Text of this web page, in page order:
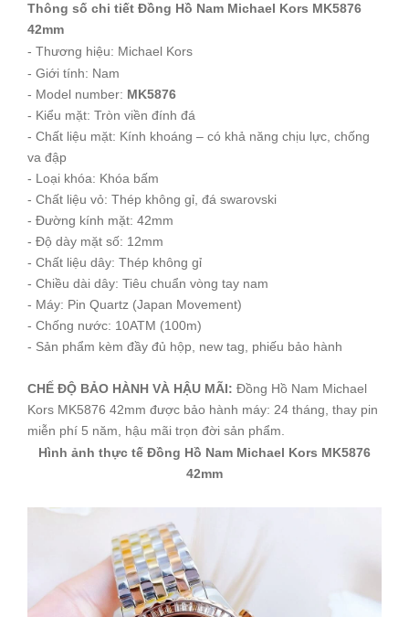
Thông số chi tiết Đồng Hồ Nam Michael Kors MK5876
42mm
- Thương hiệu: Michael Kors
- Giới tính: Nam
- Model number: MK5876
- Kiểu mặt: Tròn viền đính đá
- Chất liệu mặt: Kính khoáng – có khả năng chịu lực, chống
va đập
- Loại khóa: Khóa bấm
- Chất liệu vỏ: Thép không gỉ, đá swarovski
- Đường kính mặt: 42mm
- Độ dày mặt số: 12mm
- Chất liệu dây: Thép không gỉ
- Chiều dài dây: Tiêu chuẩn vòng tay nam
- Máy: Pin Quartz (Japan Movement)
- Chống nước: 10ATM (100m)
- Sản phẩm kèm đầy đủ hộp, new tag, phiếu bảo hành
CHẾ ĐỘ BẢO HÀNH VÀ HẬU MÃI: Đồng Hồ Nam Michael
Kors MK5876 42mm được bảo hành máy: 24 tháng, thay pin
miễn phí 5 năm, hậu mãi trọn đời sản phẩm.
Hình ảnh thực tế Đồng Hồ Nam Michael Kors MK5876
42mm